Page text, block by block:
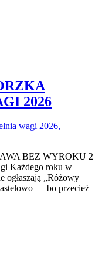
2026
BEZ WYROKU 2
Każdego roku w
ogłaszają „Różowy
— bo przecież